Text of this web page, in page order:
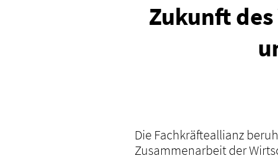
Zukunft
Die Fachkräfteallianz
Zusammenarbeit der